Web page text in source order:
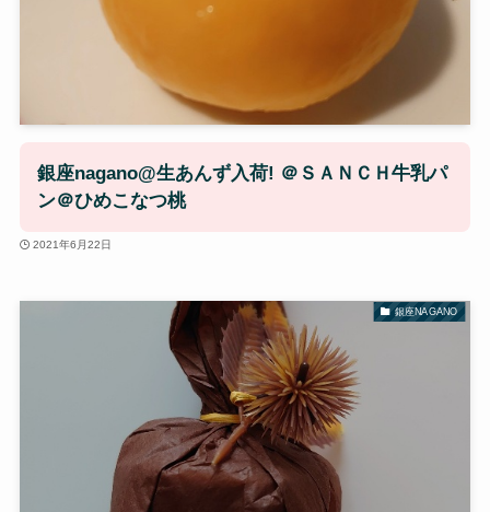
銀座nagano@生あんず入荷! ＠ＳＡＮＣＨ牛乳パ
ン＠ひめこなつ桃
2021年6月22日
銀座NAGANO